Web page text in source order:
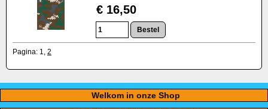
€ 16,50
Pagina: 1, 2
Welkom in onze Shop